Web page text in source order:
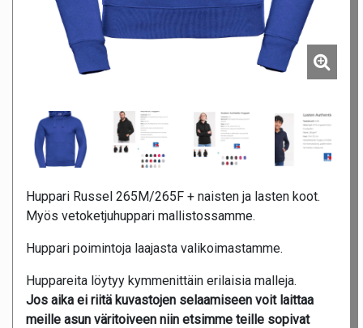
Huppari Russel 265M/265F + naisten ja lasten koot.
Myös vetoketjuhuppari mallistossamme.
Huppari poimintoja laajasta valikoimastamme.
Huppareita löytyy kymmenittäin erilaisia malleja.
Jos aika ei riitä kuvastojen selaamiseen voit laittaa
meille asun väritoiveen niin etsimme teille sopivat